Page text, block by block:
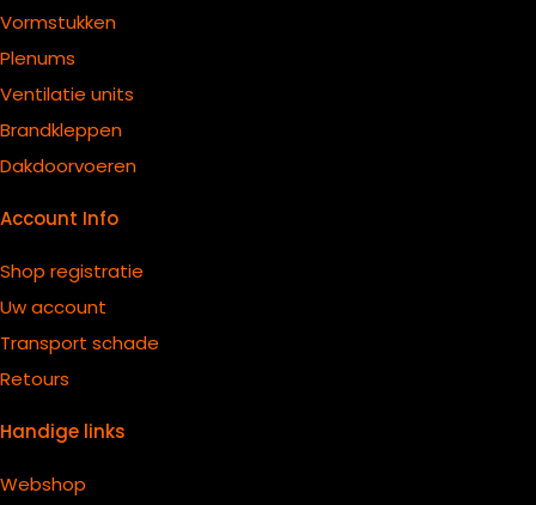
Vormstukken
Plenums
Ventilatie units
Brandkleppen
Dakdoorvoeren
Account Info
Shop registratie
Uw account
Transport schade
Retours
Handige links
Webshop